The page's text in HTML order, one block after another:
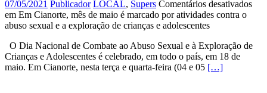
07/05/2021 Publicador LOCAL, Supers Comentários desativados
em Em Cianorte, mês de maio é marcado por atividades contra o
abuso sexual e a exploração de crianças e adolescentes
O Dia Nacional de Combate ao Abuso Sexual e à Exploração de
Crianças e Adolescentes é celebrado, em todo o país, em 18 de
maio. Em Cianorte, nesta terça e quarta-feira (04 e 05 […]